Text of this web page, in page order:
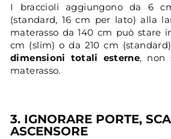
I braccioli aggiungono da 6
(standard, 16 cm per lato) alla
materasso da 140 cm può stare
cm (slim) o da 210 cm
dimensioni totali esterne, non
materasso.
3. IGNORARE PORTE,
ASCENSORE